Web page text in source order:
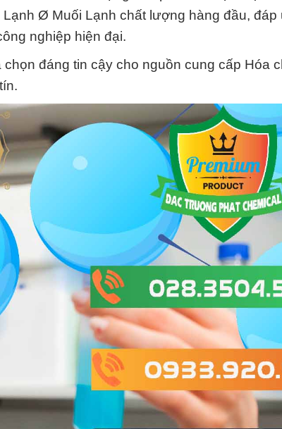
Ø Muối Lạnh chất lượng hàng đầu, đáp
nghiệp hiện đại.
đáng tin cậy cho nguồn cung cấp Hóa